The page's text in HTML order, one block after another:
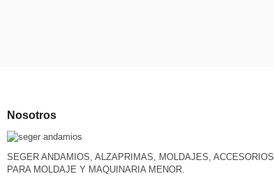
Nosotros
SEGER ANDAMIOS, ALZAPRIMAS, MOLDAJES, ACCESORIOS
PARA MOLDAJE Y MAQUINARIA MENOR.